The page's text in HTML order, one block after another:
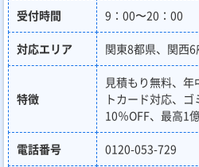
受付時間 9：00〜20：00
対応エリア 関東8都県、関西
特徴
見積もり無料、
トカード対応、
10％OFF、最高1
電話番号 0120-053-729